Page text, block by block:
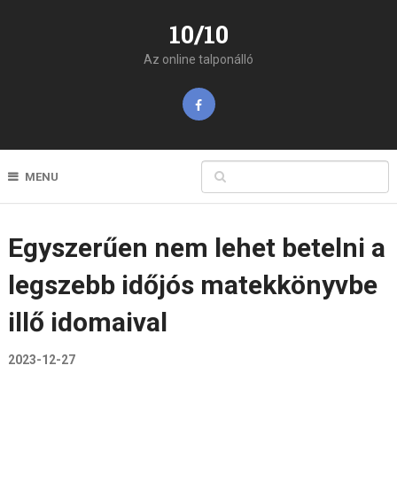
10/10
Az online talponálló
MENU
Egyszerűen nem lehet betelni a
legszebb időjós matekkönyvbe
illő idomaival
2023-12-27